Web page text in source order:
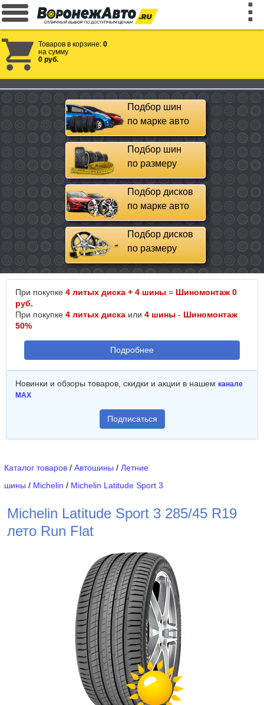
Товаров в корзине: 0
на сумму
0 руб.
Подбор шин
по марке авто
Подбор шин
по размеру
Подбор дисков
по марке авто
Подбор дисков
по размеру
При покупке 4 литых диска + 4 шины = Шиномонтаж 0
руб.
При покупке 4 литых диска или 4 шины - Шиномонтаж
50%
Подробнее
Новинки и обзоры товаров, скидки и акции в нашем канале
MAX
Подписаться
Каталог товаров / Автошины / Летние
шины / Michelin / Michelin Latitude Sport 3
Michelin Latitude Sport 3 285/45 R19
лето Run Flat